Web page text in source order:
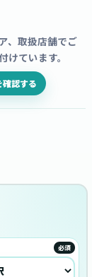
、取扱店舗でご
ています。
認する
必須